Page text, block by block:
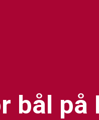
bål på